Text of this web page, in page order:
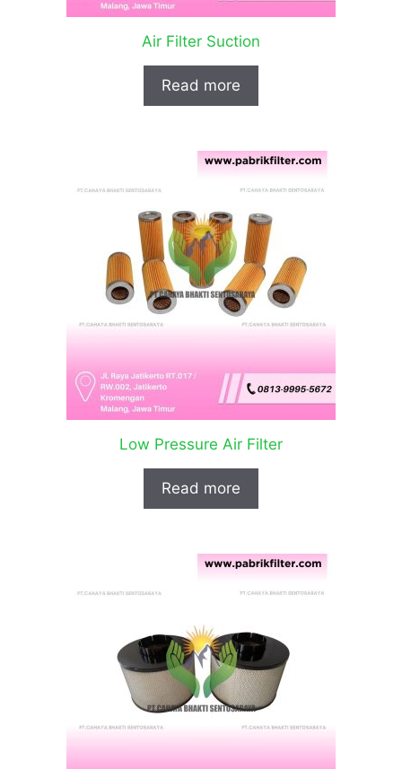
Air Filter Suction
Read more
Low Pressure Air Filter
Read more